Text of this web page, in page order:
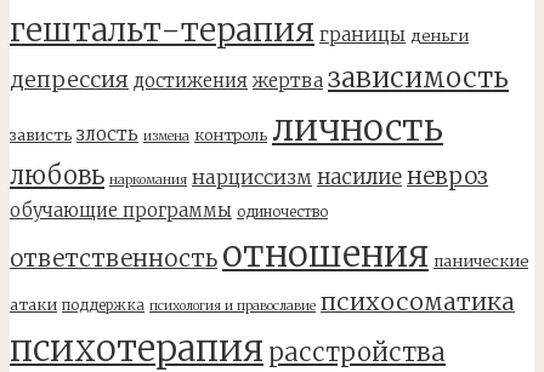
гештальт-терапия границы деньги
депрессия достижения жертва зависимость
зависть злость измена контроль личность
любовь наркомания нарциссизм насилиеневроз
обучающие программы одиночество
ответственность отношения панические
атаки поддержка психология и православие психосоматика
психотерапия расстройства